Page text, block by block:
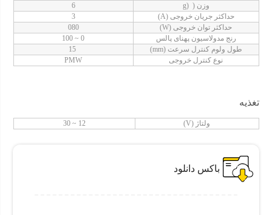
ورودی های آنالوگ می توانند کنترل دقیق تری بر روی
سرعت موتور نسبت به ورودی های PWM ارائه دهند!
وزن ( (g
6
حداکثر جریان خروجی (A)
3
حداکثر توان خروجی (W)
080
رنج مدولاسیون پهنای پالس
0 ~ 100
طول ولوم کنترل سرعت (mm)
نوع کنترل خروجی
PMW
تغذیه
ولتاژ (V) 12 ~ 30
باکس دانلود